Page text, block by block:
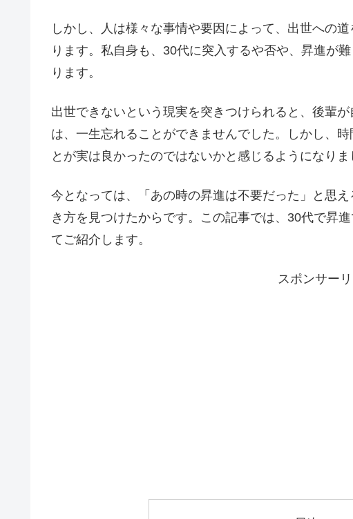
しかし、人は様々な事情や要因によって、出世への
ります。私自身も、30代に突入するや否や、昇進が
ります。
出世できないという現実を突きつけられると、後輩
は、一生忘れることができませんでした。しかし、
とが実は良かったのではないかと感じるようになりま
今となっては、「あの時の昇進は不要だった」と思
き方を見つけたからです。この記事では、30代で昇
てご紹介します。
スポンサー